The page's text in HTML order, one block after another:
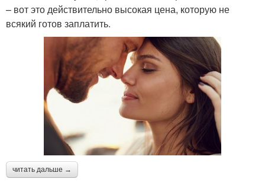
– вот это действительно высокая цена, которую не
всякий готов заплатить.
читать дальше →